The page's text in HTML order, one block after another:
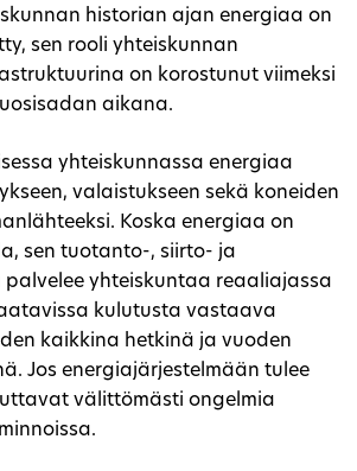
historian ajan energiaa on
sen rooli yhteiskunnan
on korostunut viimeksi
aikana.
yhteiskunnassa energiaa
valaistukseen sekä koneiden
Koska energiaa on
sen tuotanto-, siirto- ja
palvelee yhteiskuntaa reaaliajassa
kulutusta vastaava
kaikkina hetkinä ja vuoden
Jos energiajärjestelmään tulee
välittömästi ongelmia